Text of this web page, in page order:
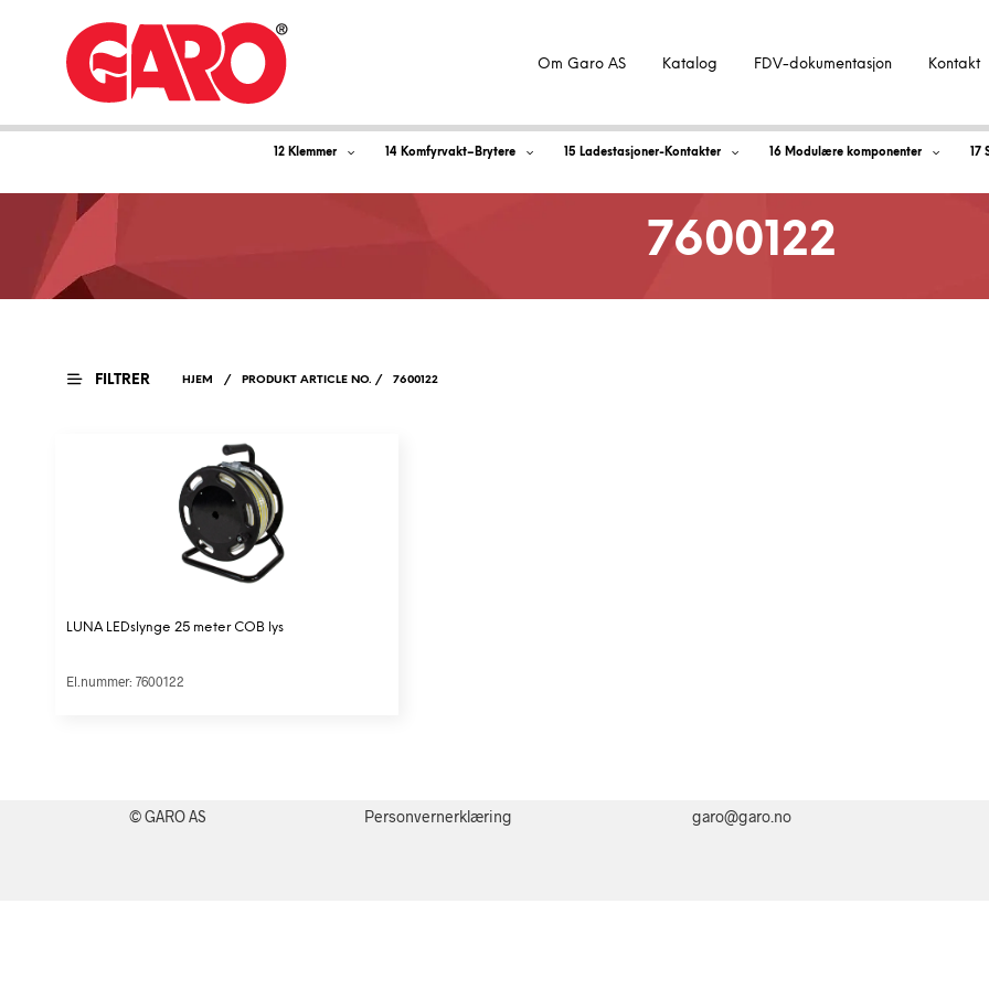
12 Klemmer 14 Komfyrvakt–Brytere 15 Ladestasjoner-Kontakter 16 Modulære komponenter
Om Garo AS Katalog FDV-dokumentasjon Kontakt
7600122
FILTRER HJEM / PRODUKT ARTICLE NO. / 7600122
LUNA LEDslynge 25 meter COB lys
El.nummer: 7600122
© GARO AS Personvernerklæring garo@garo.no